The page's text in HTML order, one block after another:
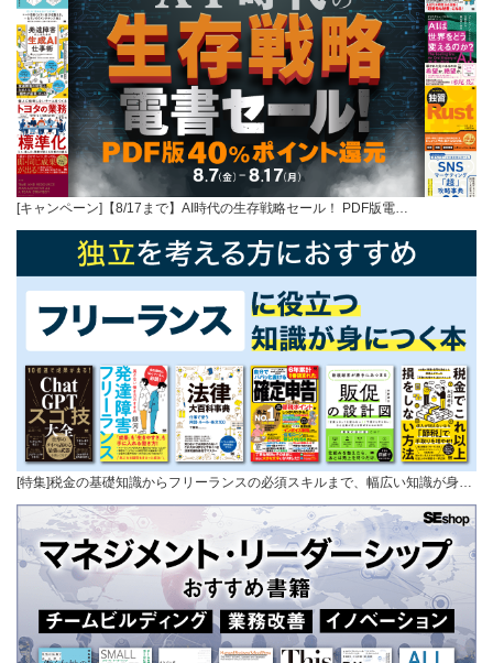
[キャンペーン]【8/17まで】AI時代の生存戦略セール！ PDF版電…
[特集]税金の基礎知識からフリーランスの必須スキルまで、幅広い知識が身…